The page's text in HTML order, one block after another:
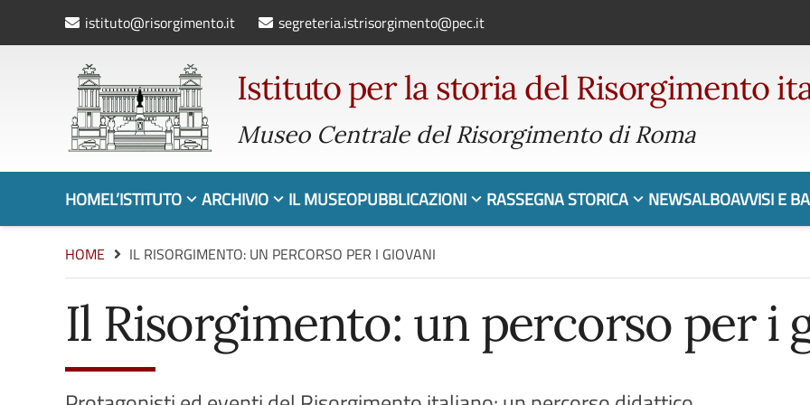
istituto@risorgimento.it segreteria.istrisorgimento@pec.it
Istituto per la storia del Risorgimento
Museo Centrale del Risorgimento di Roma
HOMEL’ISTITUTO ARCHIVIO IL MUSEOPUBBLICAZIONI RASSEGNA STORICA NEWSALBOAVVISI E
HOME IL RISORGIMENTO: UN PERCORSO PER I GIOVANI
Il Risorgimento: un percorso per i